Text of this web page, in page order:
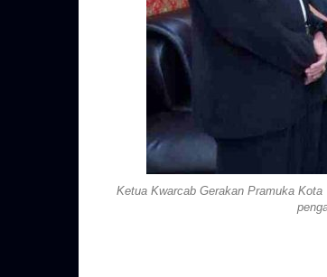
Ketua Kwarcab Gerakan Pramuka